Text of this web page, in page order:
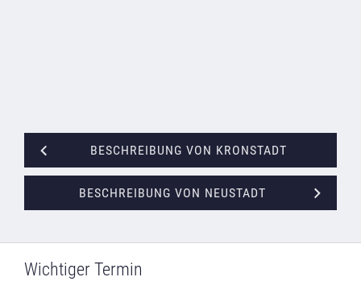
BESCHREIBUNG VON KRONSTADT
BESCHREIBUNG VON NEUSTADT
Wichtiger Termin